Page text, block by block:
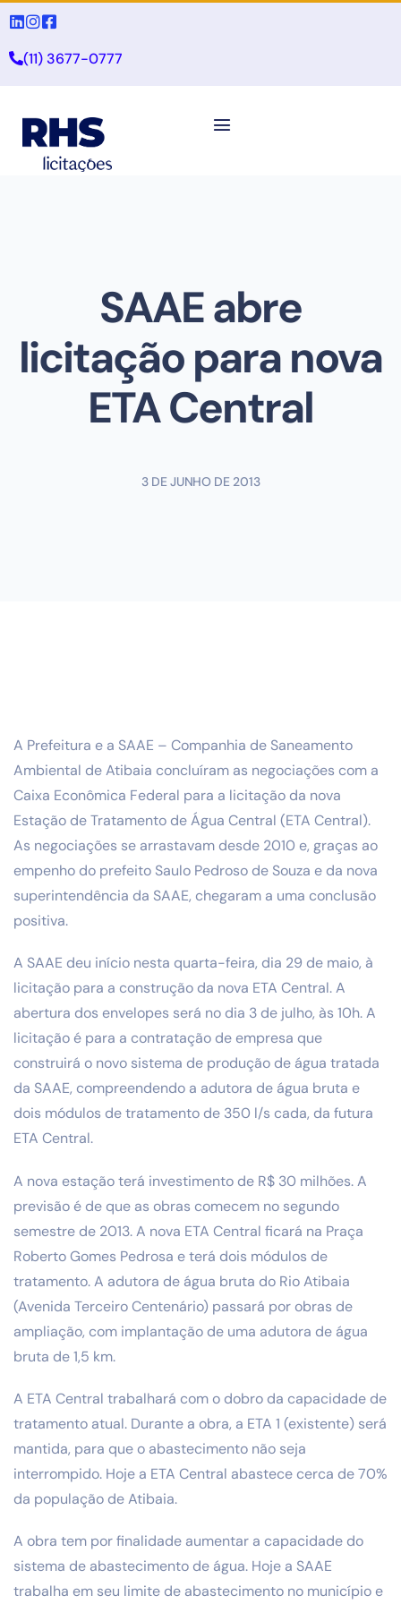
(11) 3677-0777
SAAE abre
licitação para nova
ETA Central
3 DE JUNHO DE 2013
A Prefeitura e a SAAE – Companhia de Saneamento
Ambiental de Atibaia concluíram as negociações com a
Caixa Econômica Federal para a licitação da nova
Estação de Tratamento de Água Central (ETA Central).
As negociações se arrastavam desde 2010 e, graças ao
empenho do prefeito Saulo Pedroso de Souza e da nova
superintendência da SAAE, chegaram a uma conclusão
positiva.
A SAAE deu início nesta quarta-feira, dia 29 de maio, à
licitação para a construção da nova ETA Central. A
abertura dos envelopes será no dia 3 de julho, às 10h. A
licitação é para a contratação de empresa que
construirá o novo sistema de produção de água tratada
da SAAE, compreendendo a adutora de água bruta e
dois módulos de tratamento de 350 l/s cada, da futura
ETA Central.
A nova estação terá investimento de R$ 30 milhões. A
previsão é de que as obras comecem no segundo
semestre de 2013. A nova ETA Central ficará na Praça
Roberto Gomes Pedrosa e terá dois módulos de
tratamento. A adutora de água bruta do Rio Atibaia
(Avenida Terceiro Centenário) passará por obras de
ampliação, com implantação de uma adutora de água
bruta de 1,5 km.
A ETA Central trabalhará com o dobro da capacidade de
tratamento atual. Durante a obra, a ETA 1 (existente) será
mantida, para que o abastecimento não seja
interrompido. Hoje a ETA Central abastece cerca de 70%
da população de Atibaia.
A obra tem por finalidade aumentar a capacidade do
sistema de abastecimento de água. Hoje a SAAE
trabalha em seu limite de abastecimento no município e